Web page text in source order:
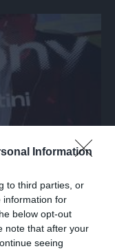
Information
to third parties, or
information for
below opt-out
note that after your
seeing
da Albertini
ma felice